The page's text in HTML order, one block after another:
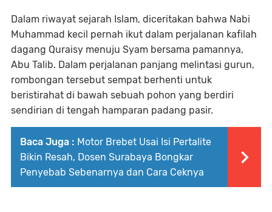
Dalam riwayat sejarah Islam, diceritakan bahwa Nabi
Muhammad kecil pernah ikut dalam perjalanan kafilah
dagang Quraisy menuju Syam bersama pamannya,
Abu Talib. Dalam perjalanan panjang melintasi gurun,
rombongan tersebut sempat berhenti untuk
beristirahat di bawah sebuah pohon yang berdiri
sendirian di tengah hamparan padang pasir.
Baca Juga : Motor Brebet Usai Isi Pertalite
Bikin Resah, Dosen Surabaya Bongkar
Penyebab Sebenarnya dan Cara Ceknya